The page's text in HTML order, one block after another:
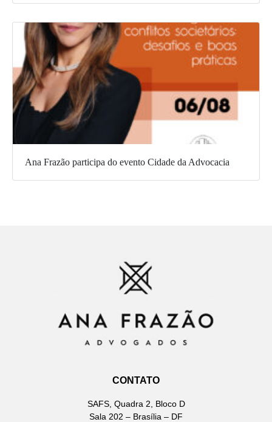
Ana Frazão participa do evento Cidade da Advocacia
CONTATO
SAFS, Quadra 2, Bloco D
Sala 202 – Brasília – DF